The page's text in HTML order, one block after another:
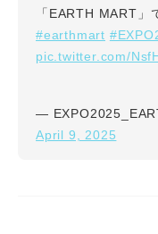
「EARTH MART」
#earthmart
pic.twitter.com/
—
April 9, 2025